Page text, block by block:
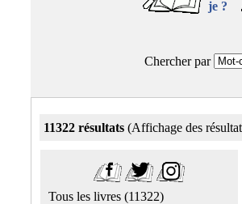
je ?
Chercher par
11322 résultats (Affichage des
Tous les livres (11322)